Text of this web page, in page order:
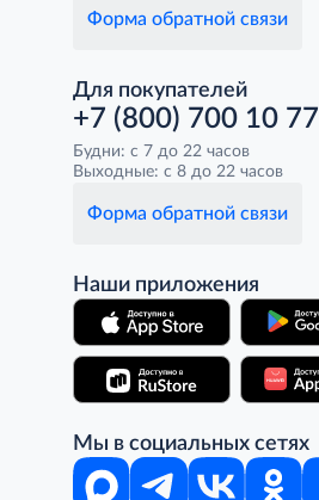
Форма обратной связи
Для покупателей
+7 (800) 700 10 77
Будни: с 7 до 22 часов
Выходные: с 8 до 22 часов
Форма обратной связи
Наши приложения
Мы в социальных сетях